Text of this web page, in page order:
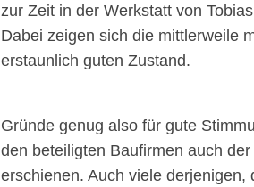
zur Zeit in der Werkstatt von
Dabei zeigen sich die mittlerweile
erstaunlich guten Zustand.
Gründe genug also für gute
den beteiligten Baufirmen auch
erschienen. Auch viele